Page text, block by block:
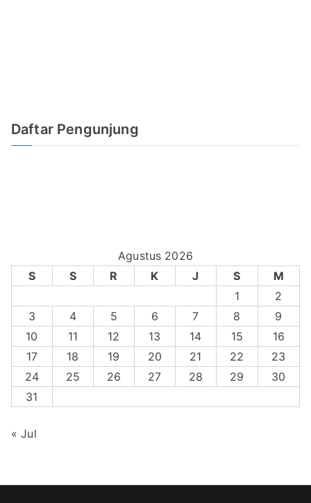
Daftar Pengunjung
Agustus 2026
S
S R K J S
M
1
2
3
4 5 6 7 8
9
10
11 12 13 14 15
16
17
18 19 20 21 22
23
24
25 26 27 28 29
30
31
« Jul